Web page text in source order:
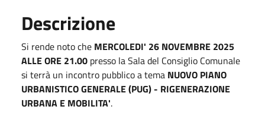
Descrizione
Si rende noto che MERCOLEDI' 26 NOVEMBRE 2025
ALLE ORE 21.00 presso la Sala del Consiglio Comunale
si terrà un incontro pubblico a tema NUOVO PIANO
URBANISTICO GENERALE (PUG) - RIGENERAZIONE
URBANA E MOBILITA'.